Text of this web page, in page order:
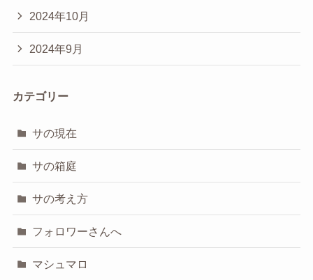
2024年10月
2024年9月
カテゴリー
サの現在
サの箱庭
サの考え方
フォロワーさんへ
マシュマロ